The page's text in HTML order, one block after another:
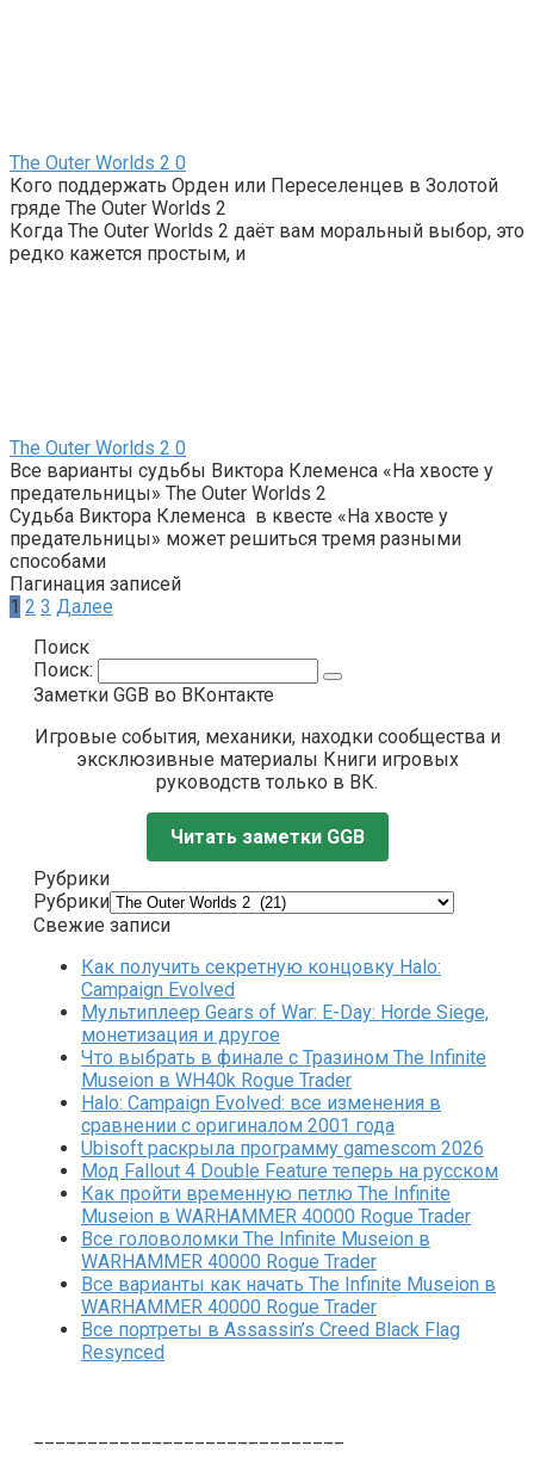
The Outer Worlds 2 0
Кого поддержать Орден или Переселенцев в Золотой
гряде The Outer Worlds 2
Когда The Outer Worlds 2 даёт вам моральный выбор, это
редко кажется простым, и
The Outer Worlds 2 0
Все варианты судьбы Виктора Клеменса «На хвосте у
предательницы» The Outer Worlds 2
Судьба Виктора Клеменса в квесте «На хвосте у
предательницы» может решиться тремя разными
способами
Пагинация записей
1 2 3 Далее
Поиск
Поиск:
Заметки GGB во ВКонтакте
Игровые события, механики, находки сообщества и
эксклюзивные материалы Книги игровых
руководств только в ВК.
Читать заметки GGB
Рубрики
Рубрики
Свежие записи
Как получить секретную концовку Halo:
Campaign Evolved
Мультиплеер Gears of War: E-Day: Horde Siege,
монетизация и другое
Что выбрать в финале с Тразином The Infinite
Museion в WH40k Rogue Trader
Halo: Campaign Evolved: все изменения в
сравнении с оригиналом 2001 года
Ubisoft раскрыла программу gamescom 2026
Мод Fallout 4 Double Feature теперь на русском
Как пройти временную петлю The Infinite
Museion в WARHAMMER 40000 Rogue Trader
Все головоломки The Infinite Museion в
WARHAMMER 40000 Rogue Trader
Все варианты как начать The Infinite Museion в
WARHAMMER 40000 Rogue Trader
Все портреты в Assassin’s Creed Black Flag
Resynced